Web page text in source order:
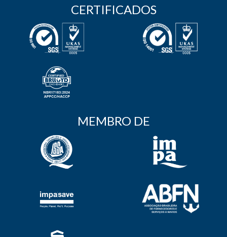
CERTIFICADOS
MEMBRO DE